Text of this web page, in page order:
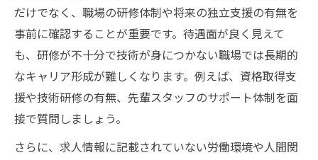
だけでなく、職場の研修体制や将来の独立支援の有無を
事前に確認することが重要です。待遇面が良く見えて
も、研修が不十分で技術が身につかない職場では長期的
なキャリア形成が難しくなります。例えば、資格取得支
援や技術研修の有無、先輩スタッフのサポート体制を面
接で質問しましょう。
さらに、求人情報に記載されていない労働環境や人間関